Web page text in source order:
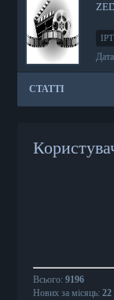
СТАТТІ
Всього:9196
Нових за місяць:22